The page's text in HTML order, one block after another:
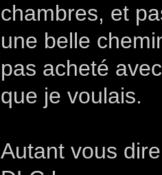
chambres, et
une belle
pas acheté
que je voulais.
Autant vous